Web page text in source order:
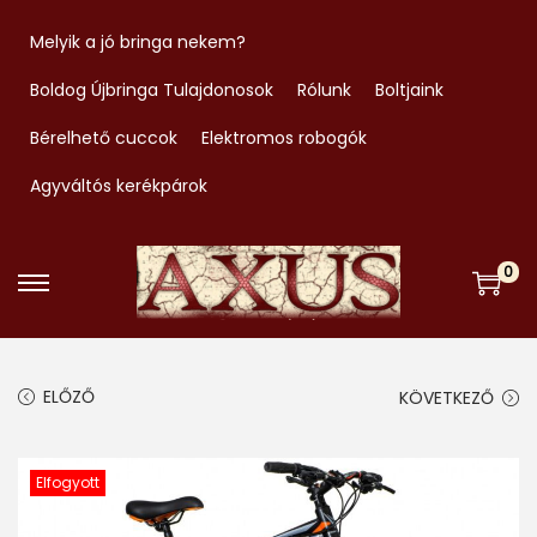
Melyik a jó bringa nekem?
Boldog Újbringa Tulajdonosok
Rólunk
Boltjaink
Bérelhető cuccok
Elektromos robogók
Agyváltós kerékpárok
S
o
S
o
0
ELŐZŐ KÖVETKEZŐ
Elfogyott